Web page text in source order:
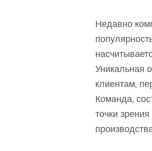
Недавно
Уникальная
клиентам,
Команда,
точки